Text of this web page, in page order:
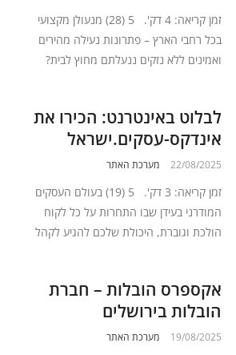
זמן קריאה: 4 דק'. 5 (28) מנעולן מקצועי
בכל רחבי הארץ – פתרונות נעילה מהירים
ואמינים ללא נזקים ננעלתם מחוץ לבית?
לבלוט באינטרנט: הכירו את
אינדקס-עסקים.ישראל
22/08/2025 מערכת האתר
זמן קריאה: 3 דק'. 5 (19) בעולם העסקים
המודרני בעידן שבו התחרות על כל לקוח
הולכת וגוברת, היכולת שלכם להגיע לקהל
אקספרס הובלות – חברת
הובלות בירושלים
19/08/2025 מערכת האתר